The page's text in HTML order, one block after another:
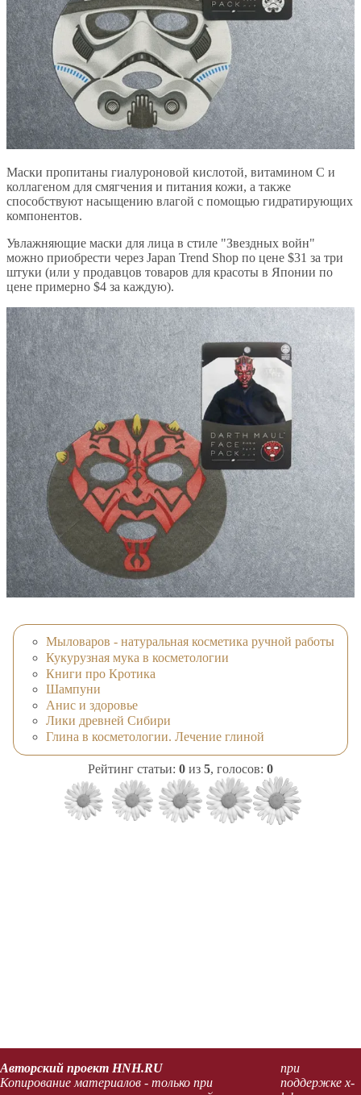
Маски пропитаны гиалуроновой кислотой, витамином С и
коллагеном для смягчения и питания кожи, а также
способствуют насыщению влагой с помощью гидратирующих
компонентов.
Увлажняющие маски для лица в стиле "Звездных войн"
можно приобрести через Japan Trend Shop по цене $31 за три
штуки (или у продавцов товаров для красоты в Японии по
цене примерно $4 за каждую).
Мыловаров - натуральная косметика ручной работы
Кукурузная мука в косметологии
Книги про Кротика
Шампуни
Анис и здоровье
Лики древней Сибири
Глина в косметологии. Лечение глиной
Рейтинг статьи: 0 из 5, голосов: 0
Авторский проект HNH.RU
Копирование материалов - только при
при
поддержке x-